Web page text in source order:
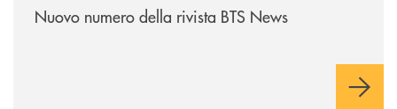
Nuovo numero della rivista BTS News